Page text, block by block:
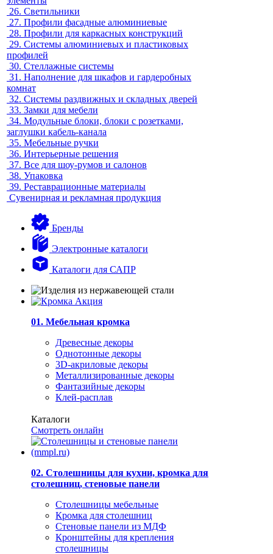
26. Светильники
27. Профили фасадные алюминиевые
28. Профили для каркасных конструкций
29. Системы алюминиевых и пластиковых
профилей
30. Стеллажные системы
31. Наполнение для шкафов и гардеробных
комнат
32. Системы раздвижных и складных дверей
33. Замки для мебели
34. Модульные блоки, блоки с розетками,
заглушки кабель-канала
35. Мебельные ручки
36. Интерьерные решения
37. Все для шоу-румов и салонов
38. Упаковка
39. Реставрационные материалы
Сувенирная и рекламная продукция
Бренды
Электронные каталоги
Каталоги для САПР
01. Мебельная кромка
Древесные декоры
Однотонные декоры
3D-акриловые декоры
Металлизированные декоры
Фантазийные декоры
Клей-расплав
Каталоги
Смотреть онлайн
02. Столешницы для кухни, кромка для
столешниц, стеновые панели
Столешницы мебельные
Кромка для столешниц
Стеновые панели из МДФ
Кронштейны для крепления
столешницы